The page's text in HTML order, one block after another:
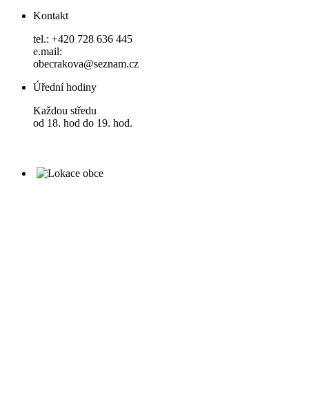
Kontakt
tel.: +420 728 636 445
e.mail:
obecrakova@seznam.cz
Úřední hodiny
Každou středu
od 18. hod do 19. hod.